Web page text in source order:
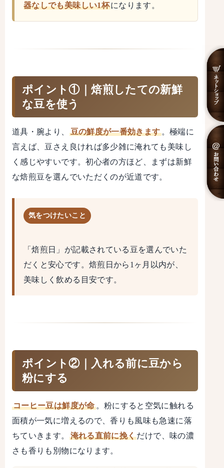
器なしでも美味しい1杯になります。
ポイント①｜焙煎したての新鮮
な豆を使う
道具・腕より、 豆の鮮度が一番効きます。極端に
言えば、豆さえ良ければ多少雑に淹れても美味し
く感じやすいです。初心者の方ほど、まずは新鮮
な焙煎豆を選んでいただくのが近道です。
気をつけたいこと
「焙煎日」が記載されている豆を選んでいた
だくと安心です。焙煎日から1ヶ月以内が、
美味しく飲める目安です。
ポイント②｜入れる前に豆から
粉にする
コーヒー豆は鮮度が命。粉にすると空気に触れる
面積が一気に増えるので、香りも風味も急速に落
ちていきます。
淹れる直前に挽くだけで、味の濃
さも香りも別物になります。